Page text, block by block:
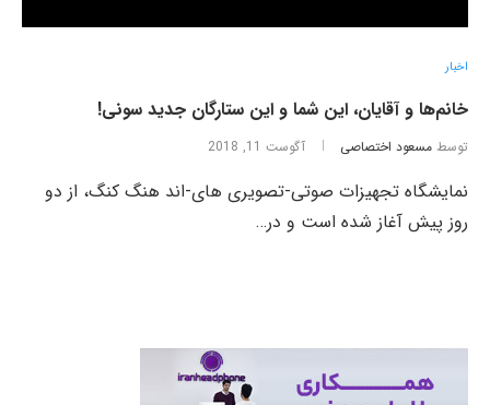
اخبار
خانم‌ها و آقایان، این شما و این ستارگان جدید سونی!
توسط مسعود اختصاصی آگوست 11, 2018
نمایشگاه‌ تجهیزات صوتی-تصویری های‌-اند هنگ کنگ، از دو
روز پیش آغاز شده است و در…